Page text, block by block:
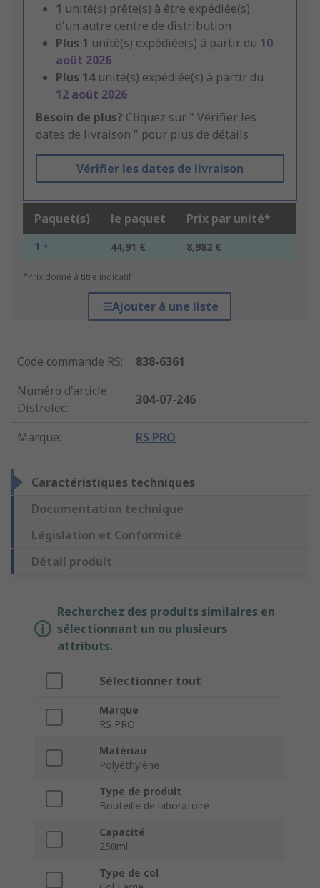
1 unité(s) prête(s) à être expédiée(s)
d'un autre centre de distribution
Plus 1 unité(s) expédiée(s) à partir du 10
août 2026
Plus 14 unité(s) expédiée(s) à partir du
12 août 2026
Besoin de plus? Cliquez sur " Vérifier les
dates de livraison " pour plus de détails
Vérifier les dates de livraison
Paquet(s) le paquet Prix par unité*
1 + 44,91 € 8,982 €
*Prix donné à titre indicatif
Ajouter à une liste
Code commande RS:
838-6361
Numéro d'article
Distrelec:
304-07-246
Marque: RS PRO
Caractéristiques techniques
Documentation technique
Législation et Conformité
Détail produit
Recherchez des produits similaires en
sélectionnant un ou plusieurs
attributs.
Sélectionner tout
Marque
RS PRO
Matériau
Polyéthylène
Type de produit
Bouteille de laboratoire
Capacité
250ml
Type de col